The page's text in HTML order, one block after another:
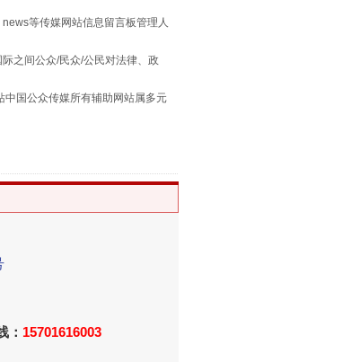
专项整治午间酒驾
等传媒网站信息留言板管理人
之间公众/民众/公民对法律、政
国公众传媒所有辅助网站属多元
： 15701616003